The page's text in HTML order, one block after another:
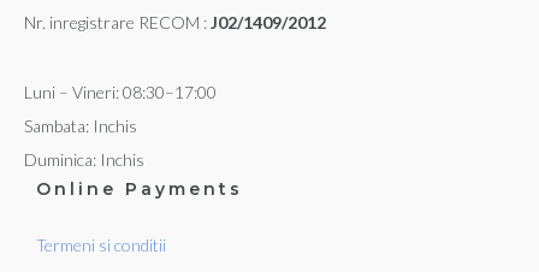
Nr. inregistrare RECOM :J02/1409/2012
Luni – Vineri: 08:30–17:00
Sambata: Inchis
Duminica: Inchis
Online Payments
Termeni si conditii